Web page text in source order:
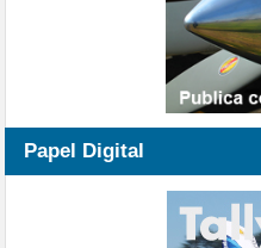
Papel Digital